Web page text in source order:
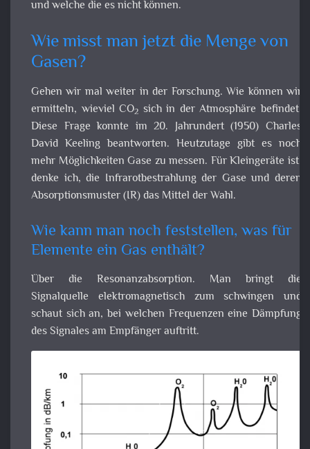
Wie misst man jetzt die Menge von
Gasen?
ermitteln, wieviel CO 2sich in der Atmosphäre
Diese Frage konnte im 20. Jahrundert (1950) Charles
Keeling beantworten. Heutzutage gibt es noch
Möglichkeiten Gase zu messen. Für Kleingeräte ist,
ich, die Infrarotbestrahlung der Gase und
Absorptionsmuster (IR) das Mittel der Wahl.
Elemente ein Gas enthält?
elektromagnetisch zum schwingen und schaut sich an,
welchen Frequenzen eine Dämpfung des Signales
Empfänger auftritt.